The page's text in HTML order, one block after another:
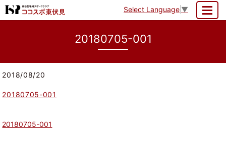
Select Language ▼
20180705-001
2018/08/20
20180705-001
20180705-001